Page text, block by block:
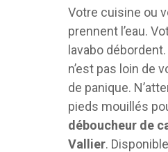
Votre cuisine ou
prennent l’eau.
lavabo
n’est pas loin de
de panique.
pieds mouillés
déboucheur de
Vallier.